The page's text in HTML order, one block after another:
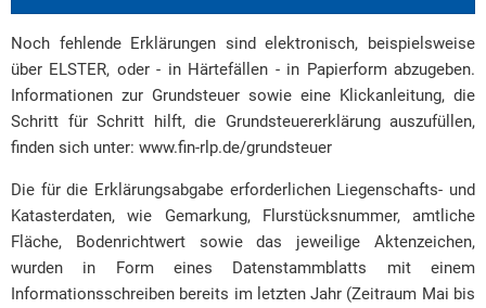
Noch fehlende Erklärungen sind elektronisch, beispielsweise
über ELSTER, oder - in Härtefällen - in Papierform abzugeben.
Informationen zur Grundsteuer sowie eine Klickanleitung, die
Schritt für Schritt hilft, die Grundsteuererklärung auszufüllen,
finden sich unter: www.fin-rlp.de/grundsteuer
Die für die Erklärungsabgabe erforderlichen Liegenschafts- und
Katasterdaten, wie Gemarkung, Flurstücksnummer, amtliche
Fläche, Bodenrichtwert sowie das jeweilige Aktenzeichen,
wurden in Form eines Datenstammblatts mit einem
Informationsschreiben bereits im letzten Jahr (Zeitraum Mai bis